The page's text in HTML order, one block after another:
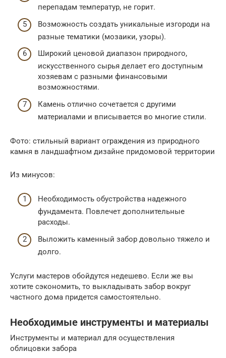
перепадам температур, не горит.
Возможность создать уникальные изгороди на
разные тематики (мозаики, узоры).
Широкий ценовой диапазон природного,
искусственного сырья делает его доступным
хозяевам с разными финансовыми
возможностями.
Камень отлично сочетается с другими
материалами и вписывается во многие стили.
Фото: стильный вариант ограждения из природного
камня в ландшафтном дизайне придомовой территории
Из минусов:
Необходимость обустройства надежного
фундамента. Повлечет дополнительные
расходы.
Выложить каменный забор довольно тяжело и
долго.
Услуги мастеров обойдутся недешево. Если же вы
хотите сэкономить, то выкладывать забор вокруг
частного дома придется самостоятельно.
Необходимые инструменты и материалы
Инструменты и материал для осуществления
облицовки забора